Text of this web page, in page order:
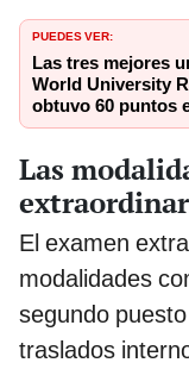
PUEDES VER:
Las tres mejores
World University
obtuvo 60 puntos
Las
El examen
modalidades
segundo
traslados